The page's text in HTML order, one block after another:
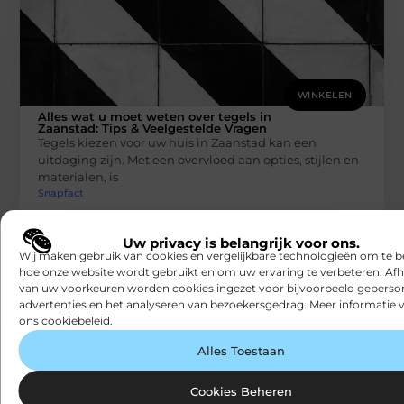
Uw privacy is belangrijk voor ons.
Wij maken gebruik van cookies en vergelijkbare technologieën om te
hoe onze website wordt gebruikt en om uw ervaring te verbeteren.
van uw voorkeuren worden cookies ingezet voor bijvoorbeeld
advertenties en het analyseren van bezoekersgedrag. Meer informatie
ons cookiebeleid.
Alles Toestaan
Cookies Beheren
WINKELEN
Alles wat u moet weten over tegels in
Zaanstad: Tips & Veelgestelde Vragen
Tegels kiezen voor uw huis in Zaanstad kan een
uitdaging zijn. Met een overvloed aan opties, stijlen en
materialen, is
Snapfact
WINKELEN
Tuinhout in Almere: Waar Moet U Op